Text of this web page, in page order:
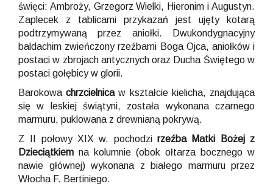
święci: Ambroży, Grzegorz Wielki, Hieronim i Augustyn.
Zaplecek z tablicami przykazań jest ujęty kotarą
podtrzymywaną przez aniołki. Dwukondygnacyjny
baldachim zwieńczony rzeźbami Boga Ojca, aniołków i
postaci w zbrojach antycznych oraz Ducha Świętego w
postaci gołębicy w glorii.
Barokowachrzcielnicaw kształcie kielicha, znajdująca
się w leskiej świątyni, została wykonana czarnego
marmuru, puklowana z drewnianą pokrywą.
Z II połowy XIX w. pochodzi rzeźba Matki Bożej z
Dzieciątkiem na kolumnie (obok ołtarza bocznego w
nawie głównej) wykonana z białego marmuru przez
Włocha F. Bertiniego.